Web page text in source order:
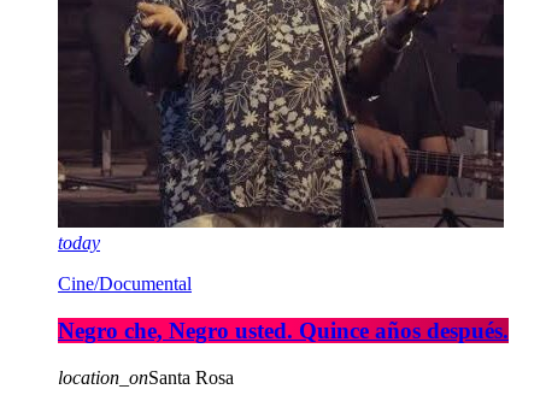
today
Cine/Documental
Negro che, Negro usted. Quince años después.
location_onSanta Rosa